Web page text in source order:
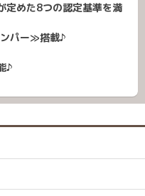
定めた8つの認定基準を満
パー≫搭載♪
♪